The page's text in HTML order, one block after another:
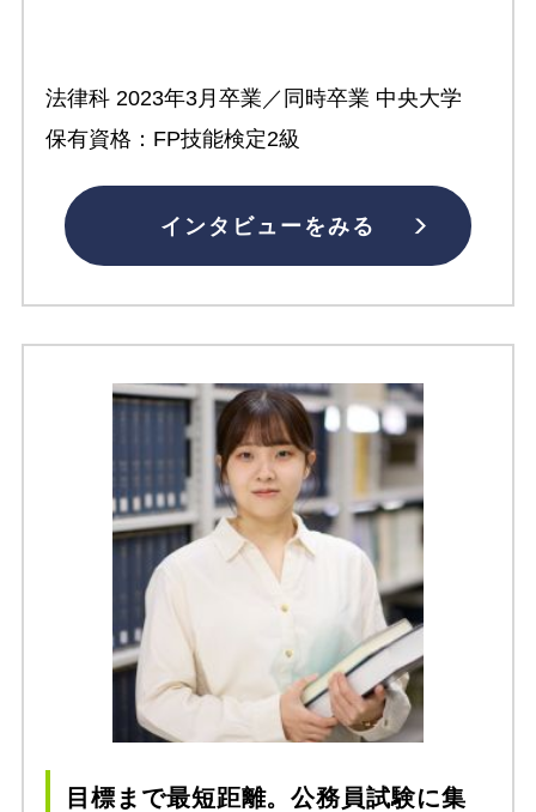
法律科 2023年3月卒業／同時卒業 中央大学
保有資格：FP技能検定2級
インタビューをみる
目標まで最短距離。公務員試験に集